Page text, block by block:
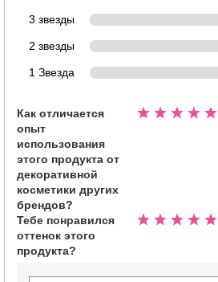
3 звезды
2 звезды
1 Звезда
Как отличается
опыт
использования
этого продукта от
декоративной
косметики других
брендов?
Номинальный
Тебе понравился
оттенок этого
продукта?
Номинальный
5